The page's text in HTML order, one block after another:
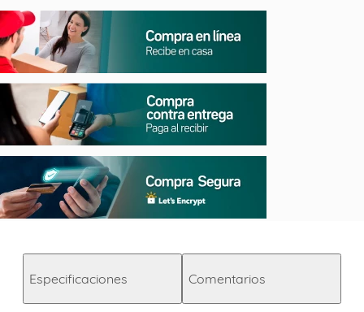
Especificaciones Comentarios